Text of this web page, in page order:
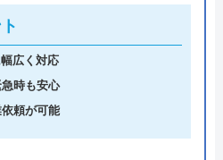
広く対応
時も安心
頼が可能